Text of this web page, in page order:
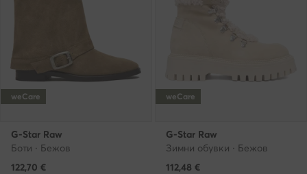
weCare
G-Star Raw
Боти · Бежов
122,70 €
weCare
G-Star Raw
Зимни обувки · Бежов
112,48 €